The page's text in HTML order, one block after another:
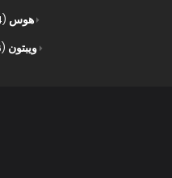
هوس (4)
ويبتون (6)